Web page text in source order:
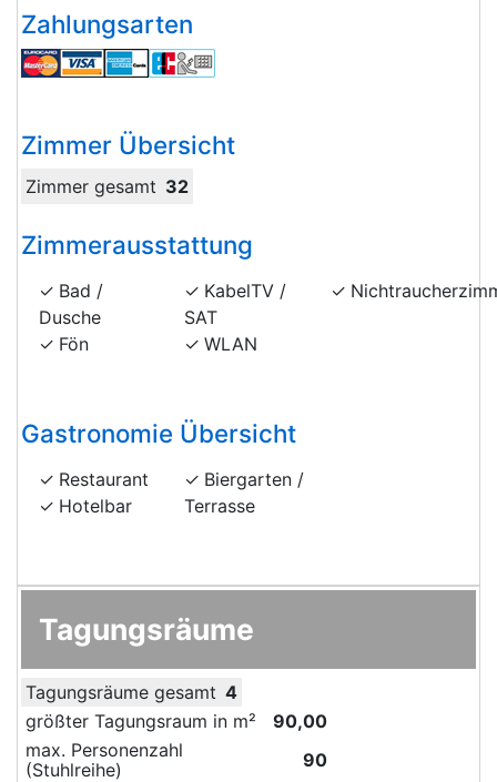
Zahlungsarten
Zimmer Übersicht
Zimmer gesamt 32
Zimmerausstattung
Bad /
Dusche
Fön
KabelTV /
SAT
WLAN
Gastronomie Übersicht
Restaurant
Hotelbar
Biergarten /
Terrasse
Tagungsräume
Tagungsräume gesamt 4
größter Tagungsraum in m²
90,00
max. Personenzahl
(Stuhlreihe)
90